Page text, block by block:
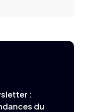
:
du